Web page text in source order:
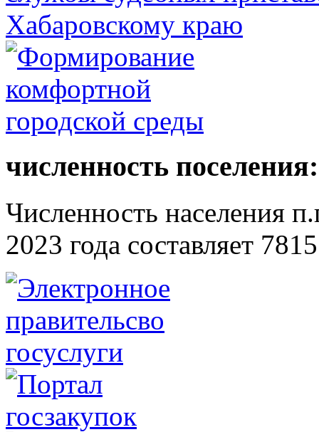
численность поселения:
Численность населения
2023 года составляет